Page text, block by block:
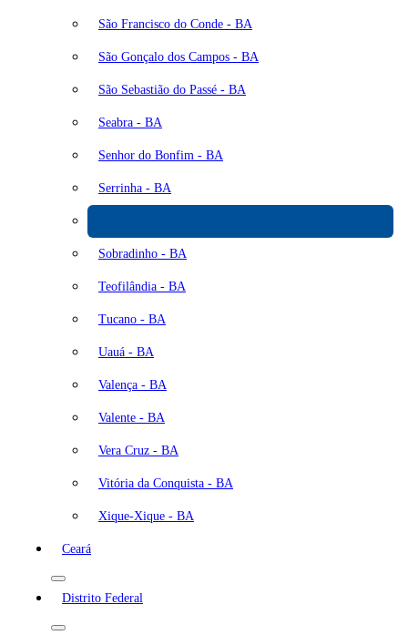
São Francisco do Conde - BA
São Gonçalo dos Campos - BA
São Sebastião do Passé - BA
Seabra - BA
Senhor do Bonfim - BA
Serrinha - BA
Sobradinho - BA
Teofilândia - BA
Tucano - BA
Uauá - BA
Valença - BA
Valente - BA
Vera Cruz - BA
Vitória da Conquista - BA
Xique-Xique - BA
Ceará
Distrito Federal